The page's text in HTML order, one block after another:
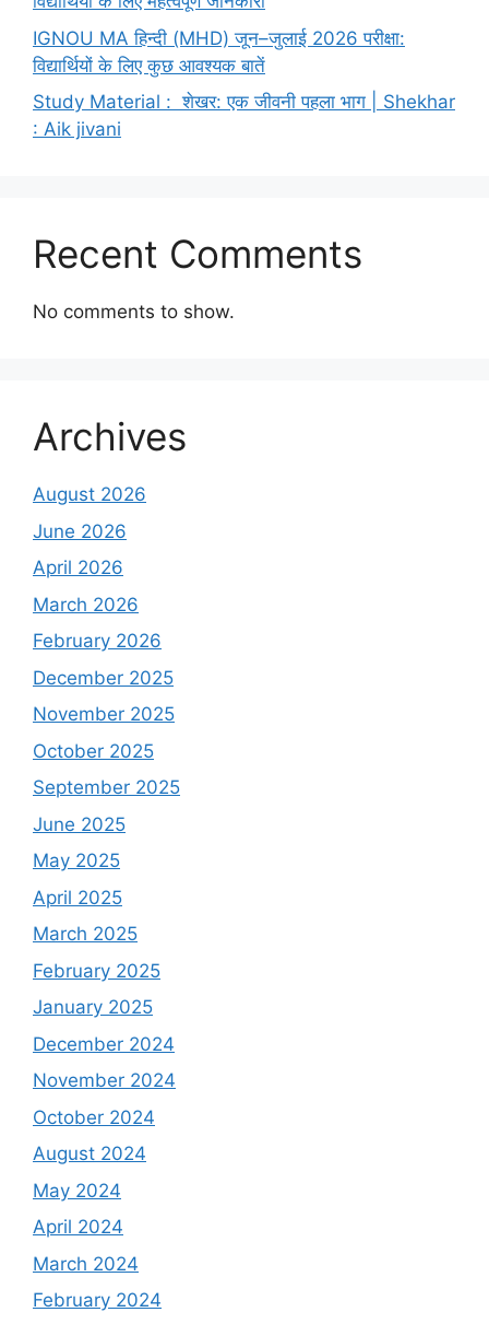
IGNOU MA हिन्दी (MHD) जून–जुलाई 2026 परीक्षा:
विद्यार्थियों के लिए कुछ आवश्यक बातें
Study Material : शेखर: एक जीवनी पहला भाग | Shekhar
: Aik jivani
Recent Comments
No comments to show.
Archives
August 2026
June 2026
April 2026
March 2026
February 2026
December 2025
November 2025
October 2025
September 2025
June 2025
May 2025
April 2025
March 2025
February 2025
January 2025
December 2024
November 2024
October 2024
August 2024
May 2024
April 2024
March 2024
February 2024